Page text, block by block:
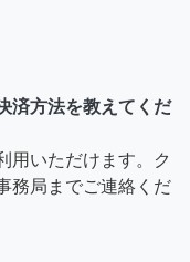
済方法を教えてくだ
用いただけます。ク
務局までご連絡くだ